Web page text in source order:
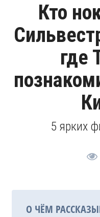
Кто
где
5 ярких
О ЧЁМ